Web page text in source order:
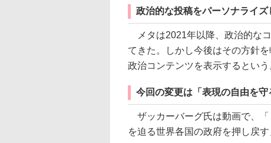
政治的な投稿をパーソナライズ
メタは2021年以降、政治的な
てきた。しかし今後はその方針
政治コンテンツを表示するという
今回の変更は「表現の自由を守
ザッカーバーグ氏は動画で、「
を迫る世界各国の政府を押し戻す